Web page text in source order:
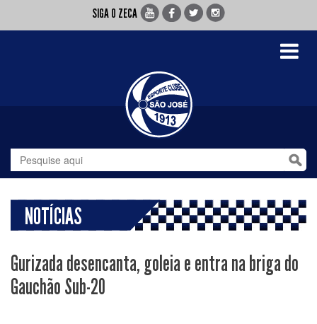
SIGA O ZECA
Toggle
NOTÍCIAS
Gurizada desencanta, goleia e entra na briga do
Gauchão Sub-20